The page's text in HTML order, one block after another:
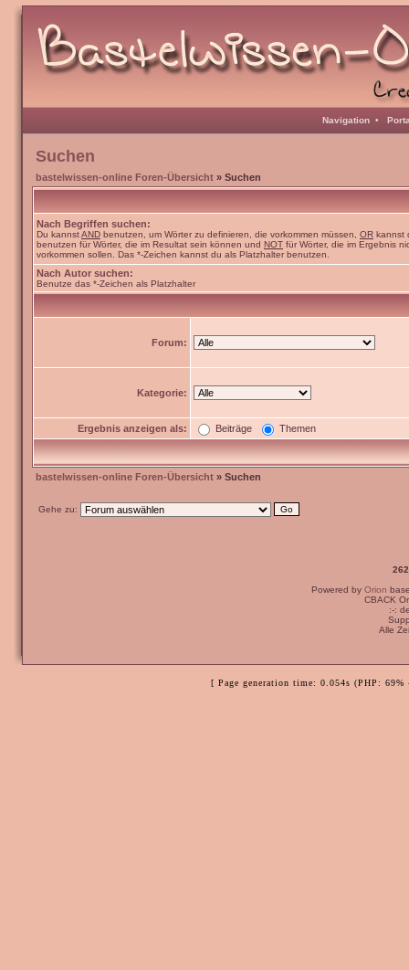
Navigation •
Suchen
bastelwissen-online Foren-Übersicht » Suchen
Nach Begriffen suchen:
Du kannstAND benutzen, um Wörter zu definieren, die vorkommen müssen, OR kannst
benutzen für Wörter, die im Resultat sein können und NOT für Wörter, die im Ergebnis
vorkommen sollen. Das *-Zeichen kannst du als Platzhalter benutzen.
Nach Autor suchen:
Benutze das *-Zeichen als Platzhalter
Forum:
Kategorie:
Ergebnis anzeigen als: Beiträge Themen
bastelwissen-online Foren-Übersicht » Suchen
Gehe zu:
Powered by Orion
CBACK
:-:
Alle
[ Page generation time: 0.054s (PHP: